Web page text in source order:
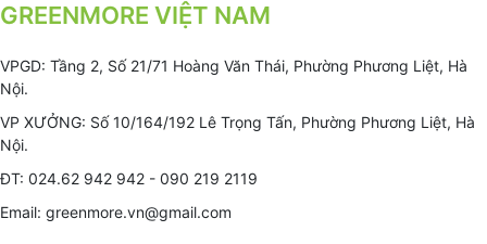
GREENMORE VIỆT NAM
VPGD: Tầng 2, Số 21/71 Hoàng Văn Thái, Phường Phương Liệt, Hà
Nội.
VP XƯỞNG: Số 10/164/192 Lê Trọng Tấn, Phường Phương Liệt, Hà
Nội.
ĐT: 024.62 942 942 - 090 219 2119
Email: greenmore.vn@gmail.com